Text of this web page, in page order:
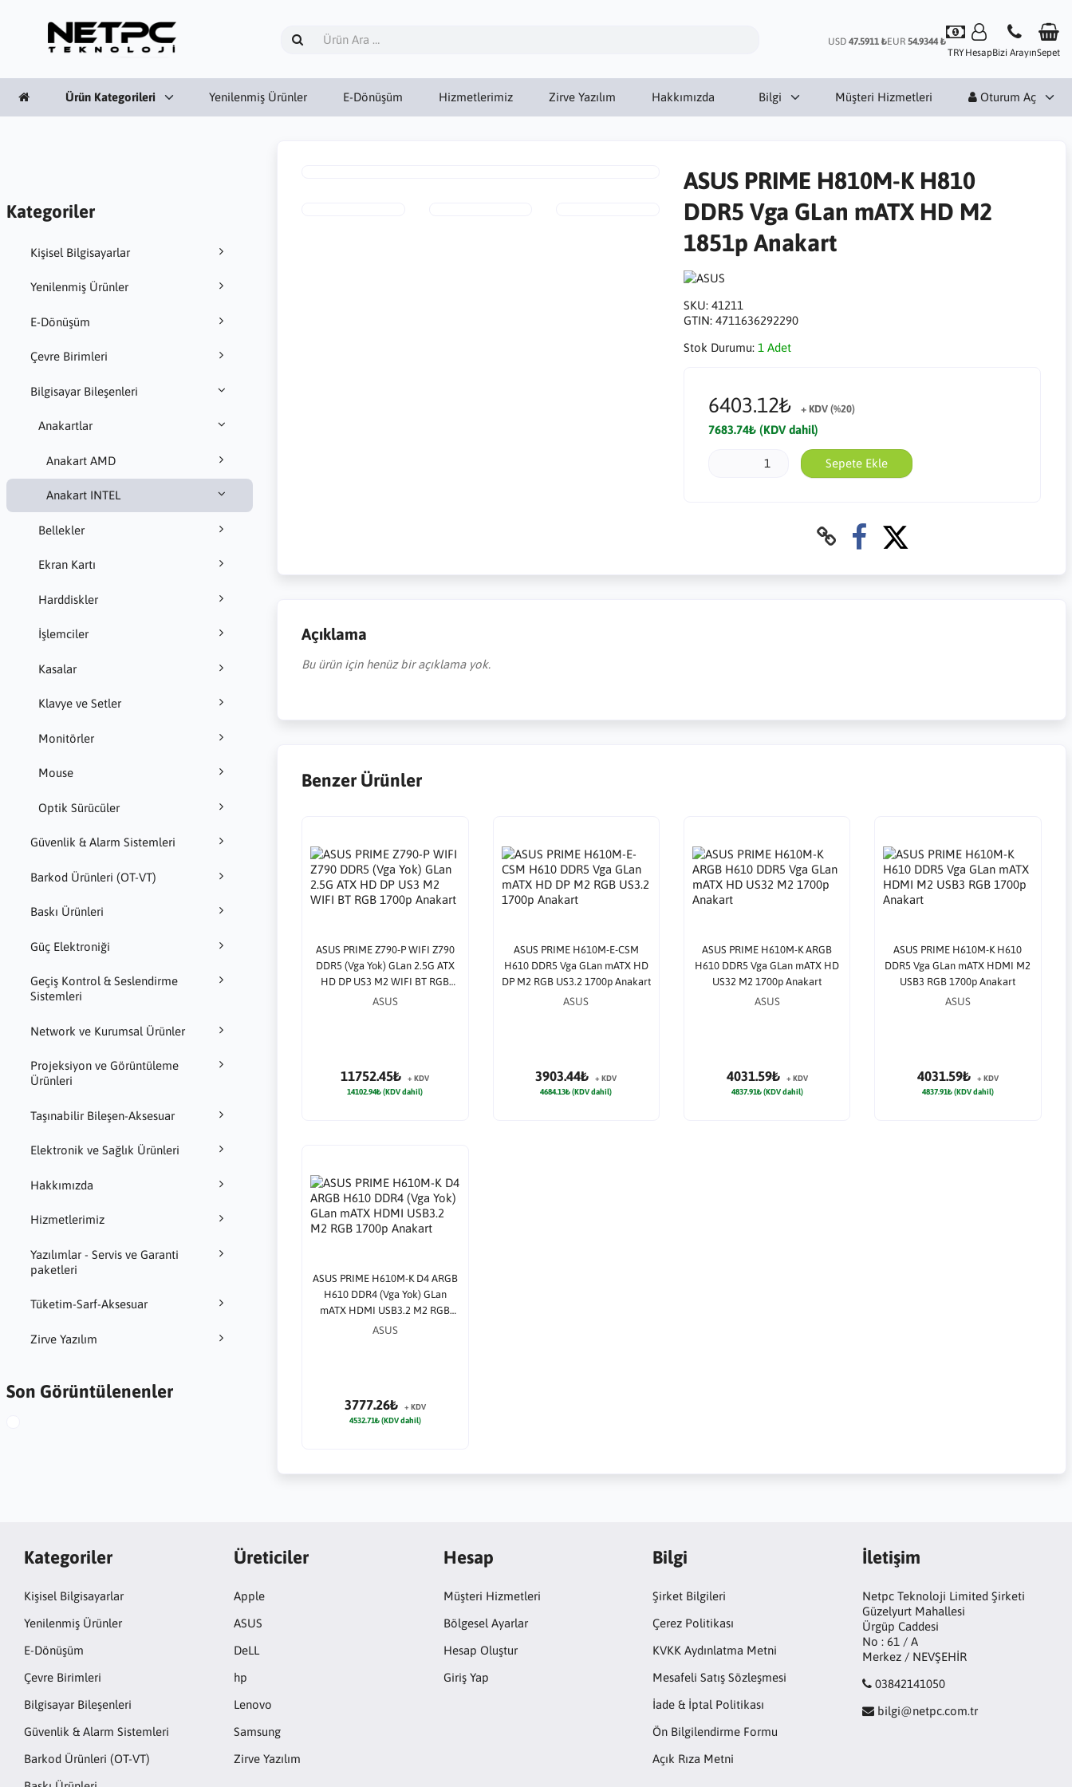
USD 47.5911 ₺EUR 54.9344 ₺
TRYHesapBizi ArayınSepet
Ürün Kategorileri Yenilenmiş Ürünler E-Dönüşüm Hizmetlerimiz Zirve Yazılım Hakkımızda Bilgi Müşteri Hizmetleri Oturum Aç
Kategoriler
Kişisel Bilgisayarlar
Yenilenmiş Ürünler
E-Dönüşüm
Çevre Birimleri
Bilgisayar Bileşenleri
Anakartlar
Anakart AMD
Anakart INTEL
Bellekler
Ekran Kartı
Harddiskler
İşlemciler
Kasalar
Klavye ve Setler
Monitörler
Mouse
Optik Sürücüler
Güvenlik & Alarm Sistemleri
Barkod Ürünleri (OT-VT)
Baskı Ürünleri
Güç Elektroniği
Geçiş Kontrol & Seslendirme
Sistemleri
Network ve Kurumsal Ürünler
Projeksiyon ve Görüntüleme
Ürünleri
Taşınabilir Bileşen-Aksesuar
Elektronik ve Sağlık Ürünleri
Hakkımızda
Hizmetlerimiz
Yazılımlar - Servis ve Garanti
paketleri
Tüketim-Sarf-Aksesuar
Zirve Yazılım
Son Görüntülenenler
ASUS PRIME H810M-K H810
DDR5 Vga GLan mATX HD M2
1851p Anakart
SKU: 41211
GTIN: 4711636292290
Stok Durumu: 1 Adet
6403.12₺ + KDV (%20)
7683.74₺ (KDV dahil)
Sepete Ekle
Açıklama
Bu ürün için henüz bir açıklama yok.
Benzer Ürünler
ASUS PRIME Z790-P WIFI Z790
DDR5 (Vga Yok) GLan 2.5G ATX
HD DP US3 M2 WIFI BT RGB
1700p Anakart
ASUS
11752.45₺
+ KDV
14102.94₺ (KDV dahil)
ASUS PRIME H610M-E-CSM
H610 DDR5 Vga GLan mATX HD
DP M2 RGB US3.2 1700p Anakart
ASUS
3903.44₺
+ KDV
4684.13₺ (KDV dahil)
ASUS PRIME H610M-K ARGB
H610 DDR5 Vga GLan mATX HD
US32 M2 1700p Anakart
ASUS
4031.59₺
+ KDV
4837.91₺ (KDV dahil)
ASUS PRIME H610M-K H610
DDR5 Vga GLan mATX HDMI M2
USB3 RGB 1700p Anakart
ASUS
4031.59₺
+ KDV
4837.91₺ (KDV dahil)
ASUS PRIME H610M-K D4 ARGB
H610 DDR4 (Vga Yok) GLan
mATX HDMI USB3.2 M2 RGB
1700p Anakart
ASUS
3777.26₺
+ KDV
4532.71₺ (KDV dahil)
Kategoriler
Kişisel Bilgisayarlar
Yenilenmiş Ürünler
E-Dönüşüm
Çevre Birimleri
Bilgisayar Bileşenleri
Güvenlik & Alarm Sistemleri
Barkod Ürünleri (OT-VT)
Üreticiler
Apple
ASUS
DeLL
hp
Lenovo
Samsung
Zirve Yazılım
Hesap
Müşteri Hizmetleri
Bölgesel Ayarlar
Hesap Oluştur
Giriş Yap
Bilgi
Şirket Bilgileri
Çerez Politikası
KVKK Aydınlatma Metni
Mesafeli Satış Sözleşmesi
İade & İptal Politikası
Ön Bilgilendirme Formu
Açık Rıza Metni
İletişim
Netpc Teknoloji Limited Şirketi
Güzelyurt Mahallesi
Ürgüp Caddesi
No : 61 / A
Merkez / NEVŞEHİR
03842141050
bilgi@netpc.com.tr